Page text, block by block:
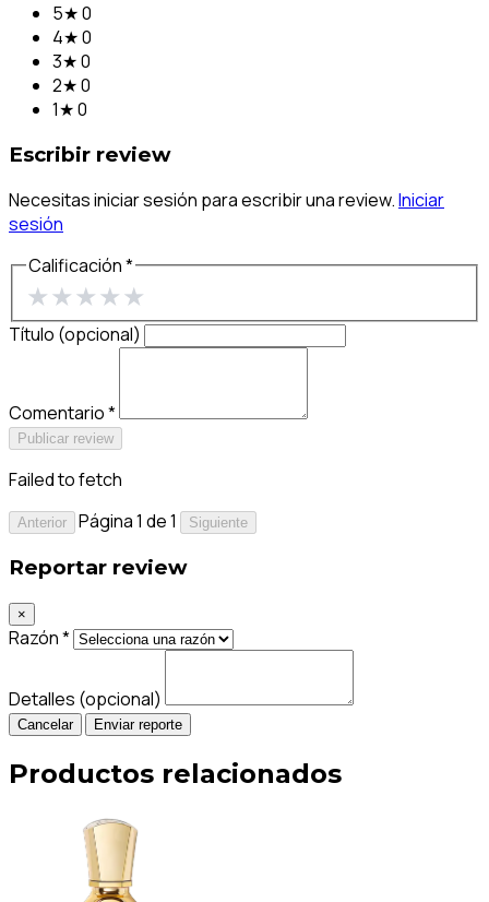
5★0
4★0
3★0
2★0
1★0
Escribir review
Necesitas iniciar sesión para escribir una review.Iniciar
sesión
Calificación *
★★★★★
Título (opcional)
Comentario *
Publicar review
Failed to fetch
Anterior Página 1 de 1 Siguiente
Reportar review
×
Razón *
Detalles (opcional)
Cancelar Enviar reporte
Productos relacionados